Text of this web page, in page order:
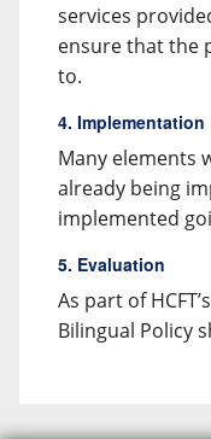
services
ensure that the
to.
4. Implementation
Many elements
already being
implemented
5. Evaluation
As part of
Bilingual Policy